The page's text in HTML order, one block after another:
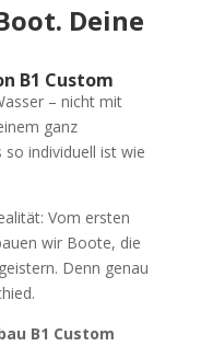
Deine
B1 Custom
– nicht mit
ganz
individuell ist wie
Vom ersten
wir Boote, die
Denn genau
B1 Custom